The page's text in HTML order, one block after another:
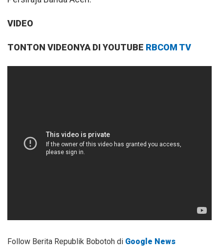
VIDEO
TONTON VIDEONYA DI YOUTUBE RBCOM TV
Follow Berita Republik Bobotoh di Google News